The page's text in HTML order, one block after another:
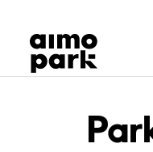
Hitta
Samarbete
Kundservice
Om Aimo Park